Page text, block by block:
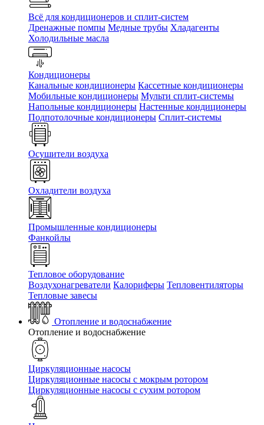
Всё для кондиционеров и сплит-систем
Дренажные помпы Медные трубы Хладагенты
Холодильные масла
Кондиционеры
Канальные кондиционеры Кассетные кондиционеры
Мобильные кондиционеры Мульти сплит-системы
Напольные кондиционеры Настенные кондиционеры
Подпотолочные кондиционеры Сплит-системы
Осушители воздуха
Охладители воздуха
Промышленные кондиционеры
Фанкойлы
Тепловое оборудование
Воздухонагреватели Калориферы Тепловентиляторы
Тепловые завесы
Отопление и водоснабжение
Отопление и водоснабжение
Циркуляционные насосы
Циркуляционные насосы с мокрым ротором
Циркуляционные насосы с сухим ротором